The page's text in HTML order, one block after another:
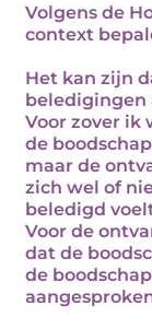
Volgens de
context
Het kan zijn
beledigingen
Voor zover ik
de
maar de
zich wel of
beledigd
Voor de
dat de
de